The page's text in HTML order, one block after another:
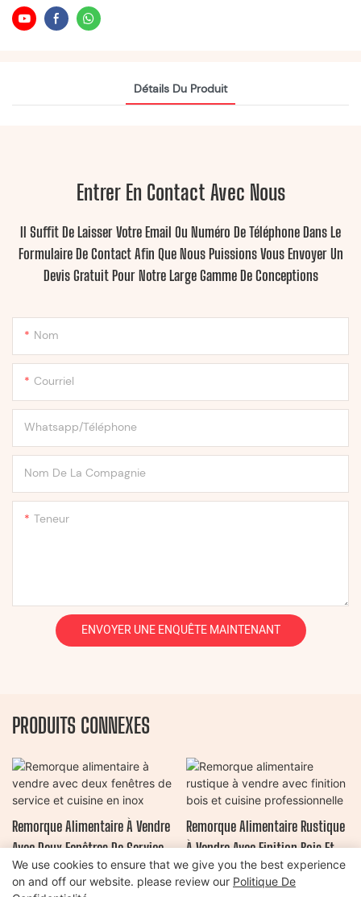
Détails Du Produit
Entrer En Contact Avec Nous
Il Suffit De Laisser Votre Email Ou Numéro De Téléphone Dans Le
Formulaire De Contact Afin Que Nous Puissions Vous Envoyer Un
Devis Gratuit Pour Notre Large Gamme De Conceptions
Nom
Courriel
Whatsapp/Téléphone
Nom De La Compagnie
Teneur
ENVOYER UNE ENQUÊTE MAINTENANT
PRODUITS CONNEXES
Remorque Alimentaire À Vendre
Avec Deux Fenêtres De Service
Et Cuisine En Inox
Remorque Alimentaire Rustique
À Vendre Avec Finition Bois Et
Cuisine Professionnelle
We use cookies to ensure that we give you the best experience
on and off our website. please review our Politique De